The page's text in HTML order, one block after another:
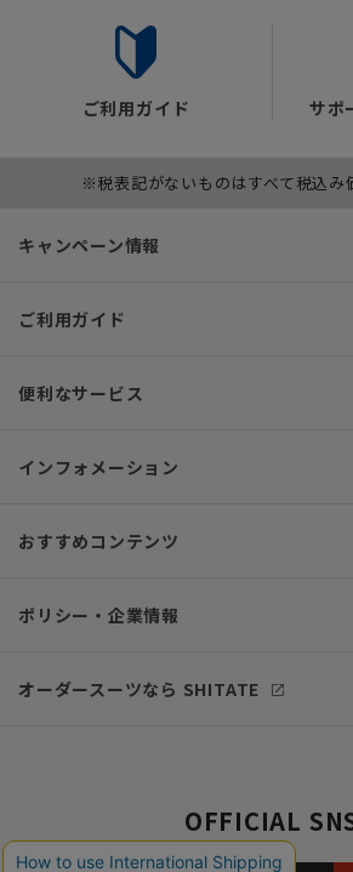
ご利用ガイド サポ
※税表記がないものはすべて税込み
キャンペーン情報
ご利用ガイド
便利なサービス
インフォメーション
おすすめコンテンツ
ポリシー・企業情報
オーダースーツなら SHITATE
OFFICIAL